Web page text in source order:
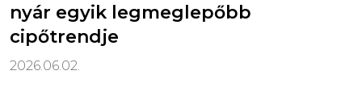
nyár egyik legmeglepőbb
cipőtrendje
2026.06.02.